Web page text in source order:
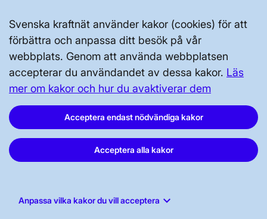
Svenska kraftnät använder kakor (cookies) för att
förbättra och anpassa ditt besök på vår
webbplats. Genom att använda webbplatsen
accepterar du användandet av dessa kakor. Läs
mer om kakor och hur du avaktiverar dem
Acceptera endast nödvändiga kakor
Acceptera alla kakor
Anpassa vilka kakor du vill acceptera keyboard_arrow_down
Svenska kraftnät, Box 1200, 172 24
Tel: 010-475 80 00
Vår dataskyddspolicy
Tillgänglighetsredogörelse